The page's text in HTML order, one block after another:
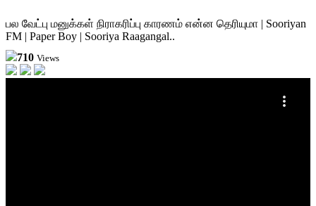
பல வேட்பு மனுக்கள் நிராகரிப்பு காரணம் என்ன தெரியுமா | Sooriyan
FM | Paper Boy | Sooriya Raagangal..
710 Views